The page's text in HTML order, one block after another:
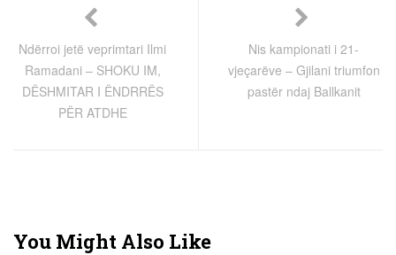
Ndërroi jetë veprimtari Ilmi
Ramadani – SHOKU IM,
DËSHMITAR I ËNDRRËS
PËR ATDHE
Nis kampionati i 21-
vjeçarëve – Gjilani triumfon
pastër ndaj Ballkanit
You Might Also Like